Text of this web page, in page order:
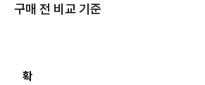
구매 전 비교 기준
확